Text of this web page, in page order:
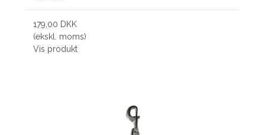
179,00 DKK
(ekskl. moms)
Vis produkt